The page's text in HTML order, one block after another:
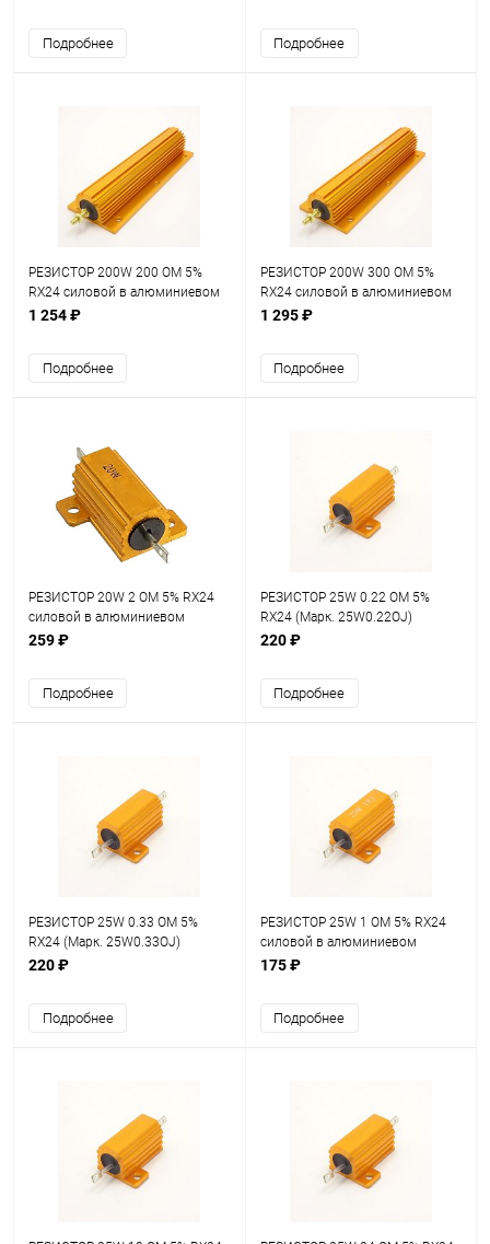
Подробнее Подробнее
РЕЗИСТОР 200W 200 OM 5%
RX24 силовой в алюминиевом
корпусе
1 254 ₽
Подробнее
РЕЗИСТОР 200W 300 OM 5%
RX24 силовой в алюминиевом
корпусе
1 295 ₽
Подробнее
РЕЗИСТОР 20W 2 OM 5% RX24
силовой в алюминиевом
корпусе
259 ₽
Подробнее
РЕЗИСТОР 25W 0.22 OM 5%
RX24 (Марк. 25W0.22OJ)
силовой в алюминиевом
220 ₽
Подробнее
РЕЗИСТОР 25W 0.33 OM 5%
RX24 (Марк. 25W0.33OJ)
силовой в алюминиевом
220 ₽
Подробнее
РЕЗИСТОР 25W 1 OM 5% RX24
силовой в алюминиевом
корпусе
175 ₽
Подробнее